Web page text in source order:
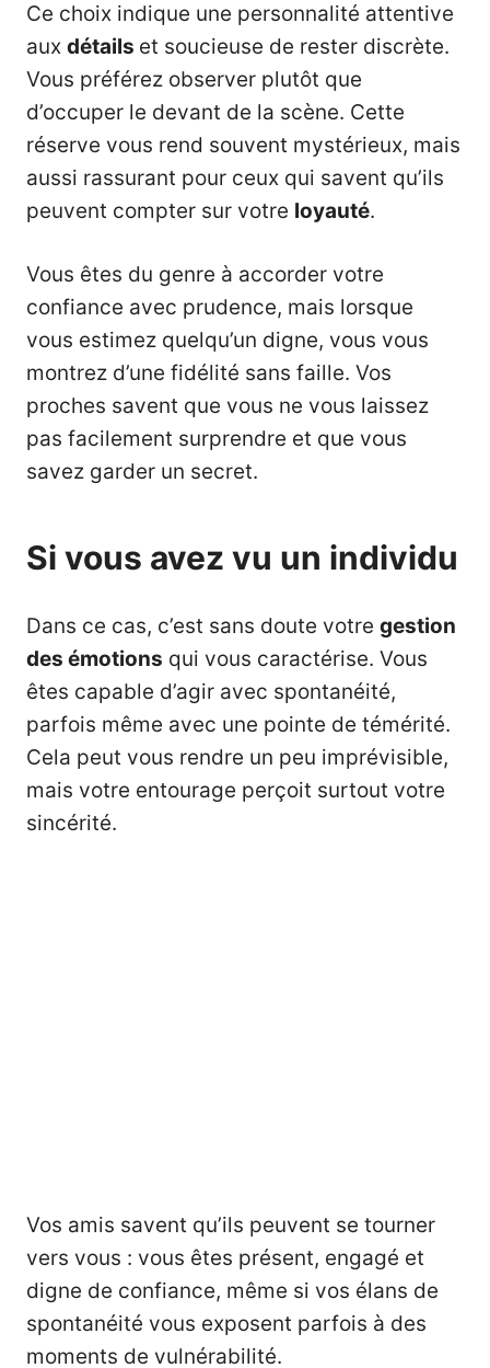
Ce choix indique une personnalité attentive
aux détails et soucieuse de rester discrète.
Vous préférez observer plutôt que
d’occuper le devant de la scène. Cette
réserve vous rend souvent mystérieux, mais
aussi rassurant pour ceux qui savent qu’ils
peuvent compter sur votre loyauté.
Vous êtes du genre à accorder votre
confiance avec prudence, mais lorsque
vous estimez quelqu’un digne, vous vous
montrez d’une fidélité sans faille. Vos
proches savent que vous ne vous laissez
pas facilement surprendre et que vous
savez garder un secret.
Si vous avez vu un individu
Dans ce cas, c’est sans doute votre gestion
des émotions qui vous caractérise. Vous
êtes capable d’agir avec spontanéité,
parfois même avec une pointe de témérité.
Cela peut vous rendre un peu imprévisible,
mais votre entourage perçoit surtout votre
sincérité.
Vos amis savent qu’ils peuvent se tourner
vers vous : vous êtes présent, engagé et
digne de confiance, même si vos élans de
spontanéité vous exposent parfois à des
moments de vulnérabilité.